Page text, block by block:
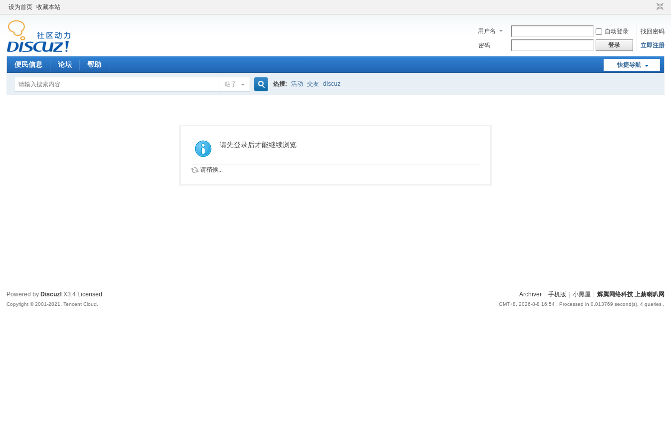
设为首页 收藏本站
用户名 自动登录
找回密码
密码
登录 立即注册
快捷导航
便民信息 论坛 帮助
帖子
索
热搜: 活动 交友 discuz
请先登录后才能继续浏览
请稍候...
Archiver 手机版 小黑屋 辉腾网络科技 上蔡喇叭网
GMT+8, 2026-8-8 16:54, Processed in 0.013769 second(s), 4 queries .
Powered by Discuz! X3.4 Licensed
Copyright © 2001-2021, Tencent Cloud.